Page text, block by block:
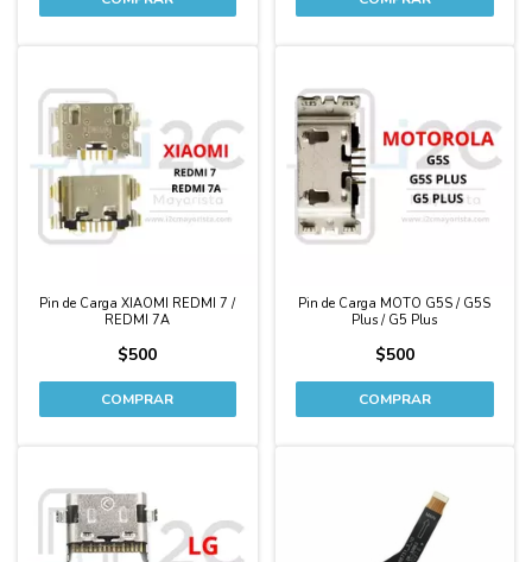
Pin de Carga XIAOMI REDMI 7 /
REDMI 7A
$500
Pin de Carga MOTO G5S / G5S
Plus / G5 Plus
$500